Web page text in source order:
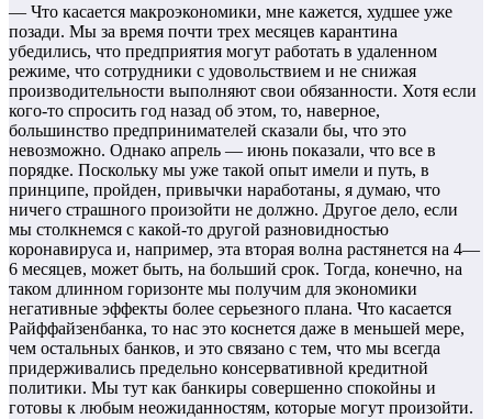
— Что касается макроэкономики, мне кажется, худшее уже
позади. Мы за время почти трех месяцев карантина
убедились, что предприятия могут работать в удаленном
режиме, что сотрудники с удовольствием и не снижая
производительности выполняют свои обязанности. Хотя если
кого-то спросить год назад об этом, то, наверное,
большинство предпринимателей сказали бы, что это
невозможно. Однако апрель — июнь показали, что все в
порядке. Поскольку мы уже такой опыт имели и путь, в
принципе, пройден, привычки наработаны, я думаю, что
ничего страшного произойти не должно. Другое дело, если
мы столкнемся с какой-то другой разновидностью
коронавируса и, например, эта вторая волна растянется на 4—
6 месяцев, может быть, на больший срок. Тогда, конечно, на
таком длинном горизонте мы получим для экономики
негативные эффекты более серьезного плана. Что касается
Райффайзенбанка, то нас это коснется даже в меньшей мере,
чем остальных банков, и это связано с тем, что мы всегда
придерживались предельно консервативной кредитной
политики. Мы тут как банкиры совершенно спокойны и
готовы к любым неожиданностям, которые могут произойти.